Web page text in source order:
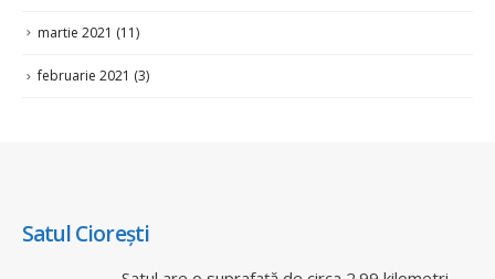
martie 2021 (11)
februarie 2021 (3)
Satul Ciorești